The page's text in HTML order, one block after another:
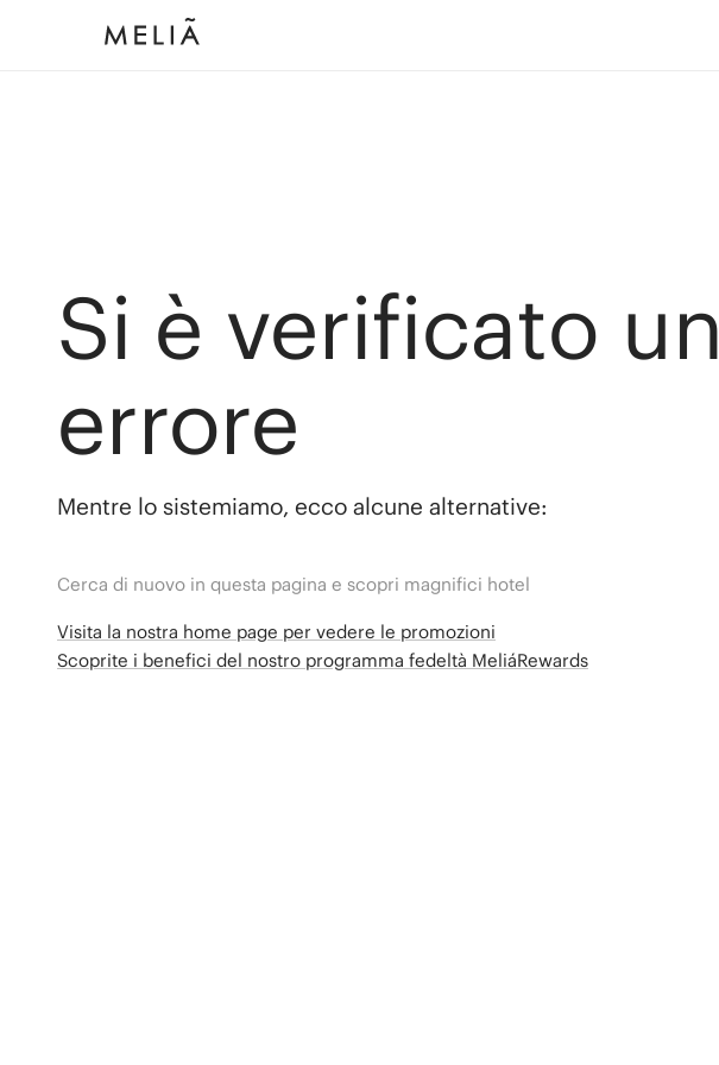
Si è verificato un
errore
Mentre lo sistemiamo, ecco alcune alternative:
Cerca di nuovo in questa pagina e scopri magnifici hotel
Visita la nostra home page per vedere le promozioni
Scoprite i benefici del nostro programma fedeltà MeliáRewards